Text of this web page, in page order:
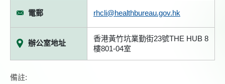
電郵 rhcli@healthbureau.gov.hk
辦公室地址
香港黃竹坑業勤街23號THE HUB 8
樓801-04室
備註: